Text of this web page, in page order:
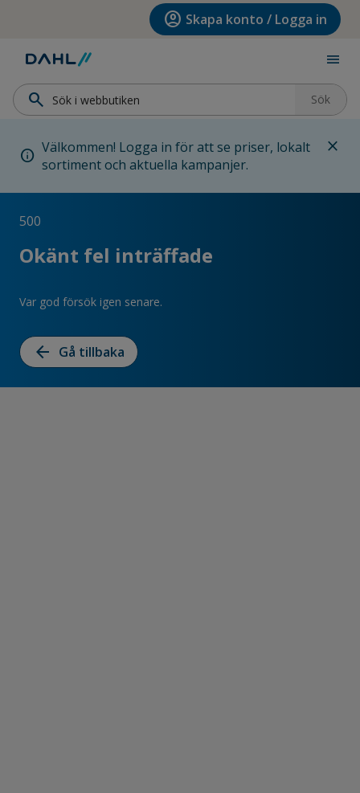
Hoppa till huvudinnehållet account_circle Skapa konto / Logga in
menu
search Sök
info Välkommen! Logga in för att se priser, lokalt
sortiment och aktuella kampanjer.
close
500
Okänt fel inträffade
Var god försök igen senare.
arrow_back Gå tillbaka